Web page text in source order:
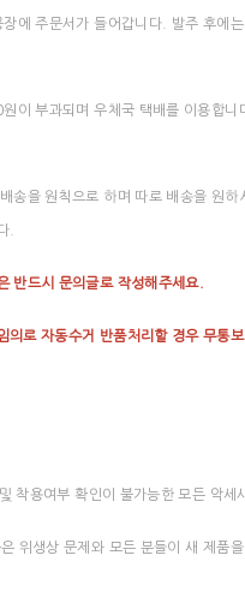
에 주문서가 들어갑니다. 발주 후에
이 부과되며 우체국 택배를 이용합니
송을 원칙으로 하며 따로 배송을 원하
.
반드시 문의글로 작성해주세요.
의로 자동수거 반품처리할 경우 무통
착용여부 확인이 불가능한 모든 악세
위생상 문제와 모든 분들이 새 제품